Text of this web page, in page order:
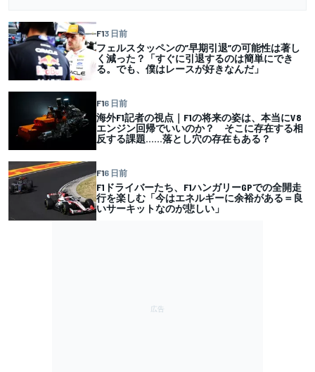
F13 日前
フェルスタッペンの”早期引退”の可能性は著し
く減った？「すぐに引退するのは簡単にでき
る。でも、僕はレースが好きなんだ」
F16 日前
海外F1記者の視点｜F1の将来の姿は、本当にV8
エンジン回帰でいいのか？ そこに存在する相
反する課題……落とし穴の存在もある？
F16 日前
F1ドライバーたち、F1ハンガリーGPでの全開走
行を楽しむ「今はエネルギーに余裕がある＝良
いサーキットなのが悲しい」